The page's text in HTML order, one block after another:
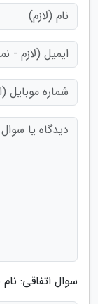
سوال اتفاقی: